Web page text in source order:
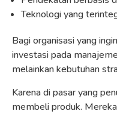
Teknologi yang
Bagi organisasi yang
investasi pada
melainkan kebutuhan
Karena di pasar yang
membeli produk.